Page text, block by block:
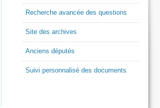
Recherche avancée des questions
Site des archives
Anciens députés
Suivi personnalisé des documents